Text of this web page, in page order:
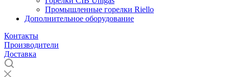
Промышленные горелки Riello
Дополнительное оборудование
Контакты
Производители
Доставка